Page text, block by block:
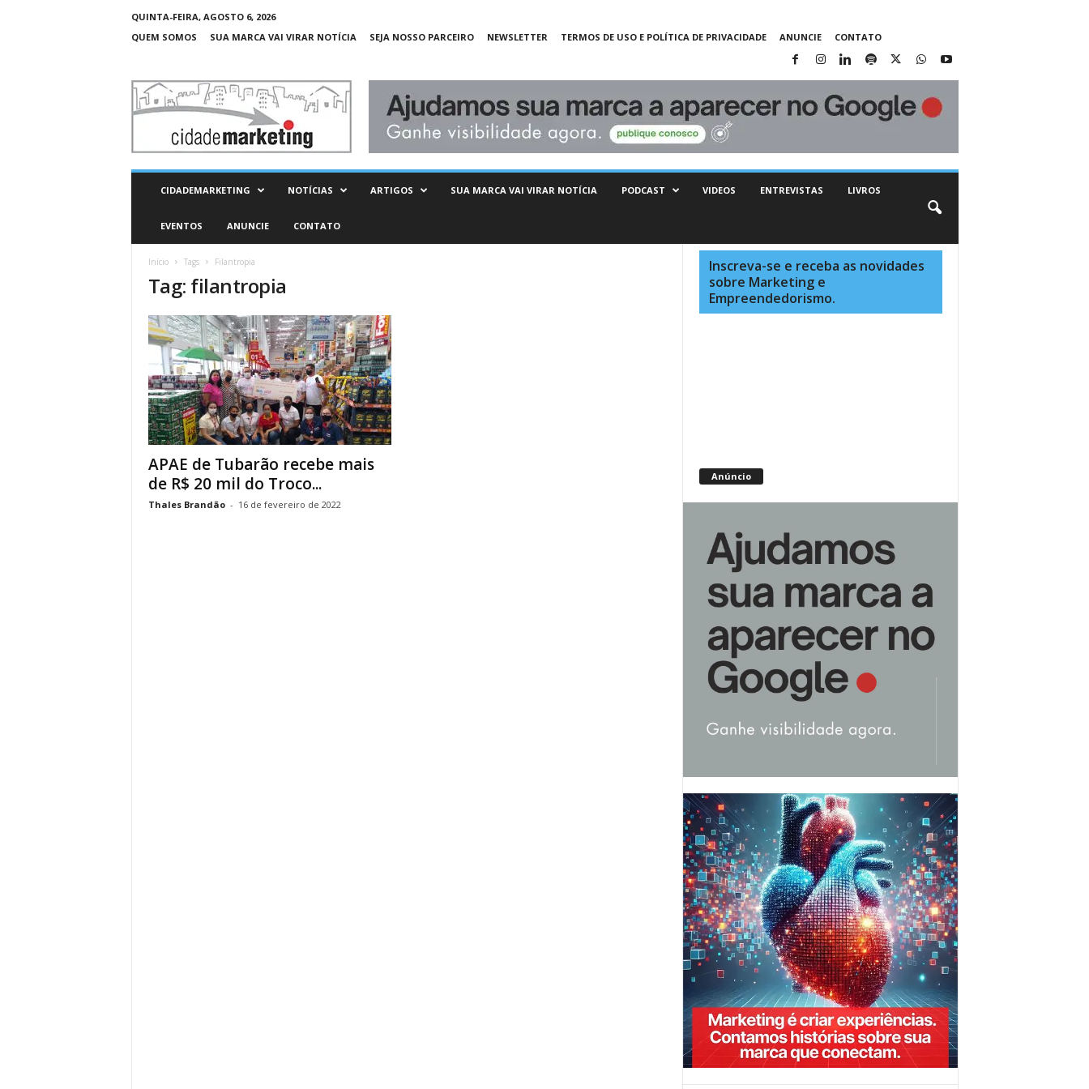
QUINTA-FEIRA, AGOSTO 6, 2026
QUEM SOMOS
SUA MARCA VAI VIRAR NOTÍCIA SEJA NOSSO PARCEIRO NEWSLETTER TERMOS DE USO E POLÍTICA DE PRIVACIDADE ANUNCIE CONTATO
C
d
CIDADEMARKETING NOTÍCIAS ARTIGOS SUA MARCA VAI VIRAR NOTÍCIA PODCAST VIDEOS ENTREVISTAS LIVROS
EVENTOS ANUNCIE CONTATO
Início Tags Filantropia
Tag: filantropia
APAE de Tubarão recebe mais
de R$ 20 mil do Troco...
Thales Brandão - 16 de fevereiro de 2022
Inscreva-se e receba as novidades
sobre Marketing e
Empreendedorismo.
Anúncio